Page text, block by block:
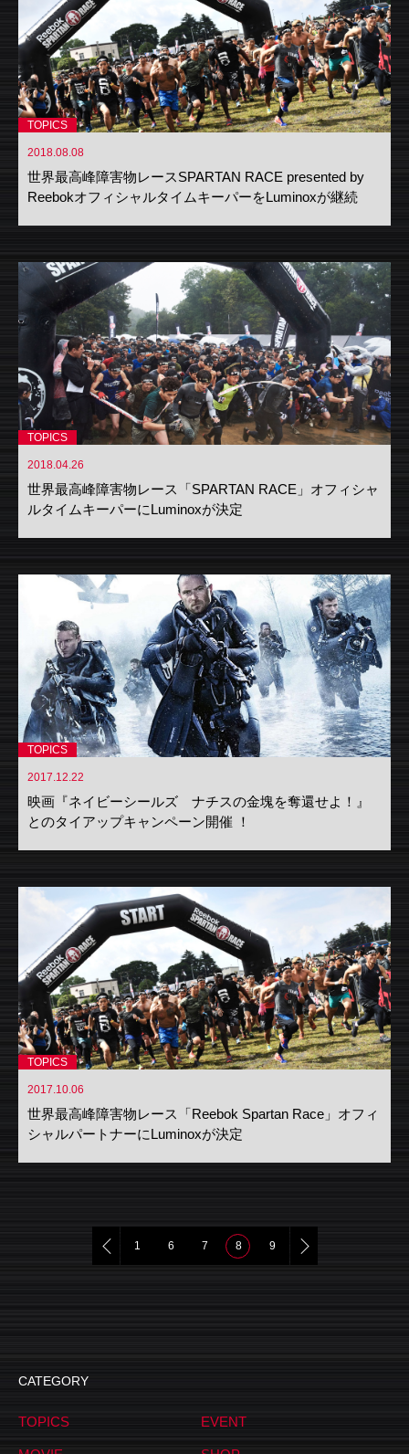
TOPICS
2018.08.08
世界最高峰障害物レースSPARTAN RACE presented by
ReebokオフィシャルタイムキーパーをLuminoxが継続
TOPICS
2018.04.26
世界最高峰障害物レース「SPARTAN RACE」オフィシャ
ルタイムキーパーにLuminoxが決定
TOPICS
2017.12.22
映画『ネイビーシールズ ナチスの金塊を奪還せよ！』
とのタイアップキャンペーン開催 ！
TOPICS
2017.10.06
世界最高峰障害物レース「Reebok Spartan Race」オフィ
シャルパートナーにLuminoxが決定
1 6 7 8 9
CATEGORY
TOPICS EVENT